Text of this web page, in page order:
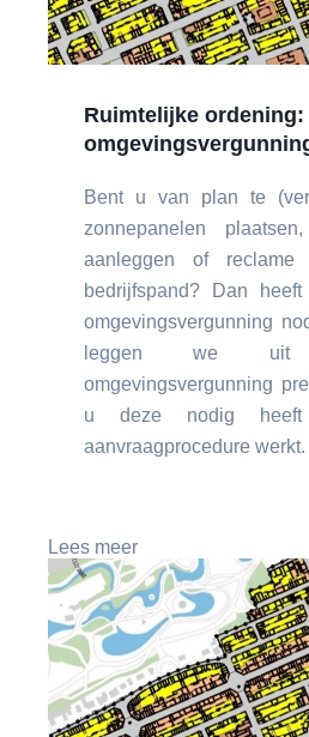
Ruimtelijke ordening:
Bent u van plan te
zonnepanelen
aanleggen of
bedrijfspand? Dan
omgevingsvergunning
leggen we
omgevingsvergunning
u deze nodig
aanvraagprocedure werkt.
Lees meer